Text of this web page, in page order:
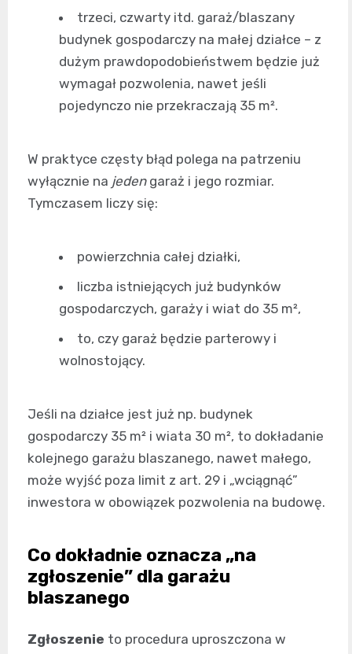
trzeci, czwarty itd. garaż/blaszany
budynek gospodarczy na małej działce – z
dużym prawdopodobieństwem będzie już
wymagał pozwolenia, nawet jeśli
pojedynczo nie przekraczają 35 m².
W praktyce częsty błąd polega na patrzeniu
wyłącznie na jedengaraż i jego rozmiar.
Tymczasem liczy się:
powierzchnia całej działki,
liczba istniejących już budynków
gospodarczych, garaży i wiat do 35 m²,
to, czy garaż będzie parterowy i
wolnostojący.
Jeśli na działce jest już np. budynek
gospodarczy 35 m² i wiata 30 m², to dokładanie
kolejnego garażu blaszanego, nawet małego,
może wyjść poza limit z art. 29 i „wciągnąć”
inwestora w obowiązek pozwolenia na budowę.
Co dokładnie oznacza „na
zgłoszenie” dla garażu
blaszanego
Zgłoszenie to procedura uproszczona w